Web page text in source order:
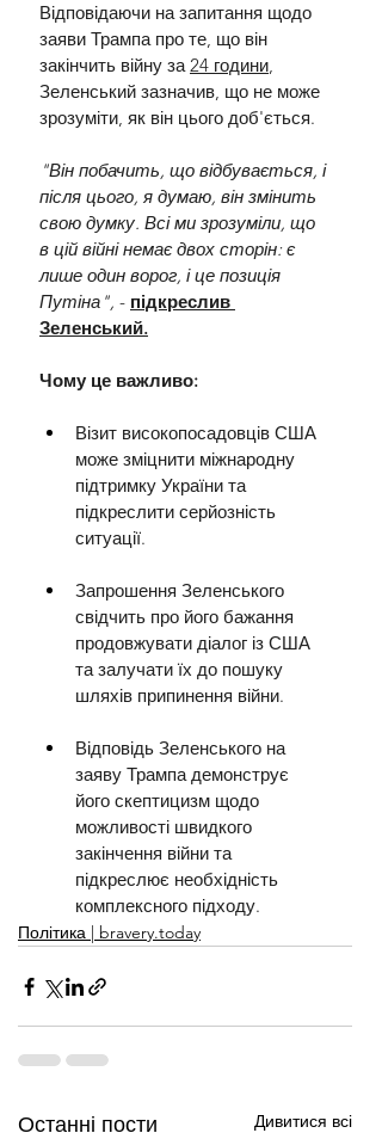
Відповідаючи на запитання щодо
заяви Трампа про те, що він
закінчить війну за 24 години,
Зеленський зазначив, що не може
зрозуміти, як він цього доб'ється.
"Він побачить, що відбувається, і
після цього, я думаю, він змінить
свою думку. Всі ми зрозуміли, що
в цій війні немає двох сторін: є
лише один ворог, і це позиція
Путіна", - підкреслив
Зеленський.
Чому це важливо:
Візит високопосадовців США
може зміцнити міжнародну
підтримку України та
підкреслити серйозність
ситуації.
Запрошення Зеленського
свідчить про його бажання
продовжувати діалог із США
та залучати їх до пошуку
шляхів припинення війни.
Відповідь Зеленського на
заяву Трампа демонструє
його скептицизм щодо
можливості швидкого
закінчення війни та
підкреслює необхідність
комплексного підходу.
Політика | bravery.today
Останні пости Дивитися всі